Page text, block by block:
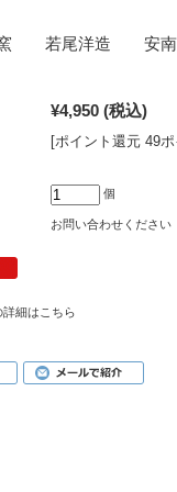
若尾洋造 安南大
¥4,950 (税込)
[ポイント還元 49
個
お問い合わせください
細はこちら